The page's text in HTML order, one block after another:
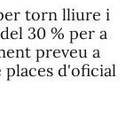
torn lliure i
30 % per a
preveu a
places d'oficial